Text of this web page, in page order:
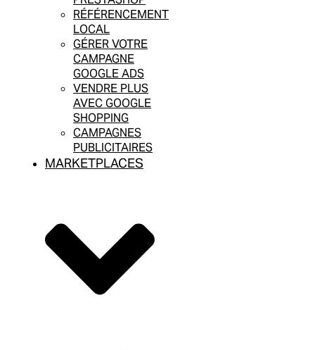
RÉFÉRENCEMENT
LOCAL
GÉRER VOTRE
CAMPAGNE
GOOGLE ADS
VENDRE PLUS
AVEC GOOGLE
SHOPPING
CAMPAGNES
PUBLICITAIRES
MARKETPLACES